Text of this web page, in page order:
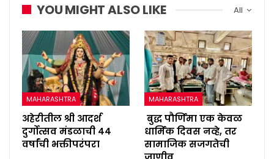
All
YOU MIGHT ALSO LIKE
MAHARASHTRA
अहेरीतील श्री आदर्श
दुर्गोत्सव मंडळाची ४४
वर्षांची भक्तीपरंपरा
MAHARASHTRA
बुद्ध पौर्णिमा एक केवळ
धार्मिक दिवस नव्हे, तर
सामाजिक सजगतेची